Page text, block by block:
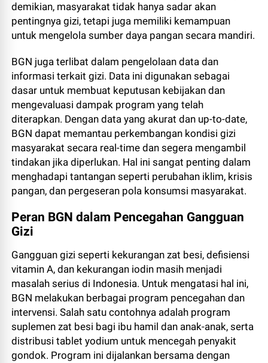
demikian, masyarakat tidak hanya sadar akan
pentingnya gizi, tetapi juga memiliki kemampuan
untuk mengelola sumber daya pangan secara mandiri.
BGN juga terlibat dalam pengelolaan data dan
informasi terkait gizi. Data ini digunakan sebagai
dasar untuk membuat keputusan kebijakan dan
mengevaluasi dampak program yang telah
diterapkan. Dengan data yang akurat dan up-to-date,
BGN dapat memantau perkembangan kondisi gizi
masyarakat secara real-time dan segera mengambil
tindakan jika diperlukan. Hal ini sangat penting dalam
menghadapi tantangan seperti perubahan iklim, krisis
pangan, dan pergeseran pola konsumsi masyarakat.
Peran BGN dalam Pencegahan Gangguan
Gizi
Gangguan gizi seperti kekurangan zat besi, defisiensi
vitamin A, dan kekurangan iodin masih menjadi
masalah serius di Indonesia. Untuk mengatasi hal ini,
BGN melakukan berbagai program pencegahan dan
intervensi. Salah satu contohnya adalah program
suplemen zat besi bagi ibu hamil dan anak-anak, serta
distribusi tablet yodium untuk mencegah penyakit
gondok. Program ini dijalankan bersama dengan